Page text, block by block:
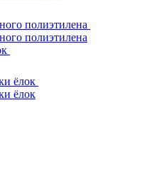
полиэтилена
полиэтилена
ёлок
ёлок